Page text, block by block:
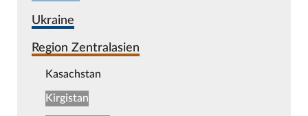
Ukraine
Region Zentralasien
Kasachstan
Kirgistan